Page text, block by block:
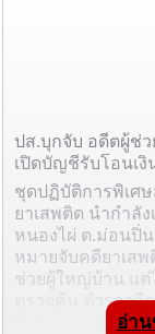
ปส.บุกจับ อดีตผู้ช่
เปิดบัญชีรับโอนเงิ
ชุดปฏิบัติการพิเศ
ยาเสพติด นำกำลั
หนองไผ่ ต.ม่อนปิ่น
หมายจับคดียาเส
ช่วยผู้ใหญ่บ้าน แต่
ตรวจค้น ตำรวจ
จึงปิดล้อมจับตัวไ
อ่าน